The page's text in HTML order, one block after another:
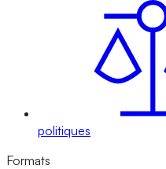
politiques
Formats